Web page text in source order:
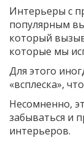
Интерьеры с
популярным
который
которые мы
Для этого
«всплеска»,
Несомненно,
забываться и
интерьеров.